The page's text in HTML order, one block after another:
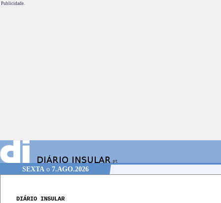
Publicidade.
SEXTA o 7.AGO.2026
DIÁRIO INSULAR